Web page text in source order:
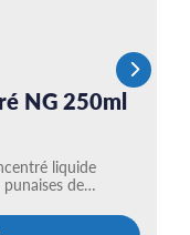
NG 250ml
liquide
de…
Ce